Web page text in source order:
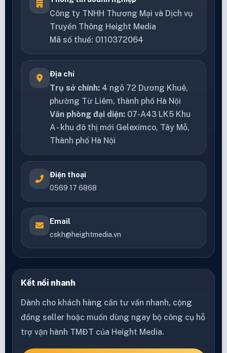
Công ty TNHH Thương Mại và Dịch vụ
Truyền Thông Height Media
Mã số thuế: 0110372064
Địa chỉ
Trụ sở chính: 4 ngõ 72 Dương Khuê,
phường Từ Liêm, thành phố Hà Nội
Văn phòng đại diện: 07-A43 LK5 Khu
A - khu đô thị mới Geleximco, Tây Mỗ,
Thành phố Hà Nội
Điện thoại
0569 17 6868
Email
cskh@heightmedia.vn
Kết nối nhanh
Dành cho khách hàng cần tư vấn nhanh, cộng
đồng seller hoặc muốn dùng ngay bộ công cụ hỗ
trợ vận hành TMĐT của Height Media.